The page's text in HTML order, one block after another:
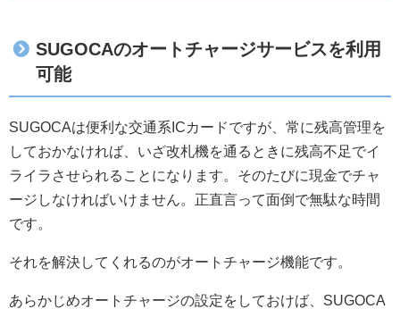
SUGOCAのオートチャージサービスを利用
可能
SUGOCAは便利な交通系ICカードですが、常に残高管理を
しておかなければ、いざ改札機を通るときに残高不足でイ
ライラさせられることになります。そのたびに現金でチャ
ージしなければいけません。正直言って面倒で無駄な時間
です。
それを解決してくれるのがオートチャージ機能です。
あらかじめオートチャージの設定をしておけば、SUGOCA